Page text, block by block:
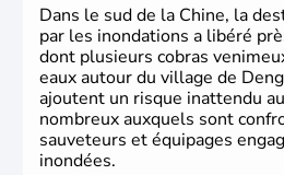
de l'imprimerie à caractères
la poudre à canon.
Dans le sud de la Chine, la
par les inondations a libéré
dont plusieurs cobras
eaux autour du village de
ajoutent un risque inattendu
nombreux auxquels sont
sauveteurs et équipages
inondées.